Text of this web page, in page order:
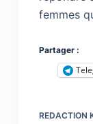
femmes
Partager :
REDACTION